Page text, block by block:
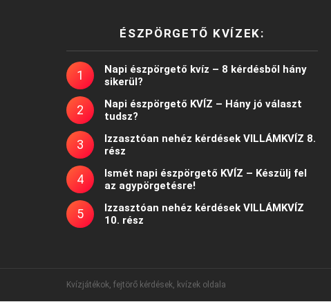
ÉSZPÖRGETŐ KVÍZEK:
Napi észpörgető kvíz – 8 kérdésből hány
sikerül?
Napi észpörgető KVÍZ – Hány jó választ
tudsz?
Izzasztóan nehéz kérdések VILLÁMKVÍZ 8.
rész
Ismét napi észpörgető KVÍZ – Készülj fel
az agypörgetésre!
Izzasztóan nehéz kérdések VILLÁMKVÍZ
10. rész
Kvízjátékok, fejtörő kérdések, kvízek oldala